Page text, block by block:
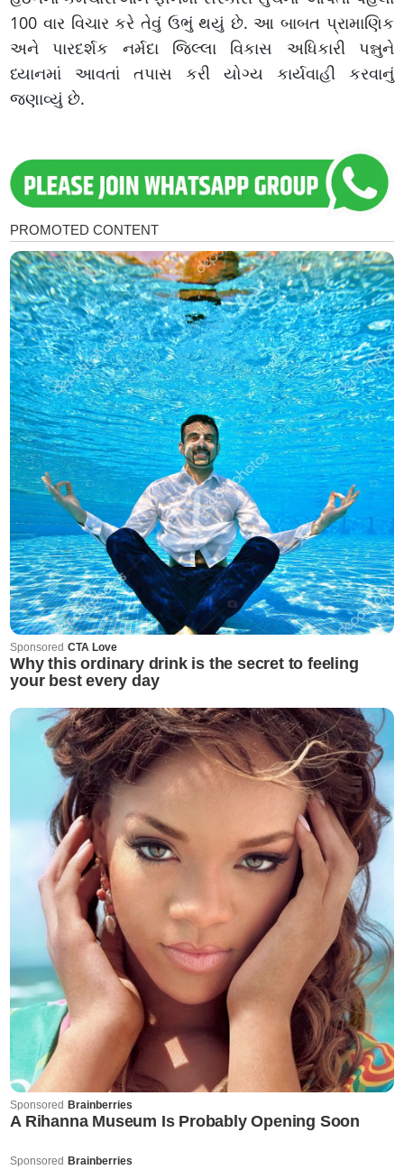
100 વાર વિચાર કરે તેવું ઉભું થયું છે. આ બાબત પ્રામાણિક
અને પારદર્શક નર્મદા જિલ્લા વિકાસ અધિકારી પન્નુને
ધ્યાનમાં આવતાં તપાસ કરી યોગ્ય કાર્યવાહી કરવાનું
જણાવ્યું છે.